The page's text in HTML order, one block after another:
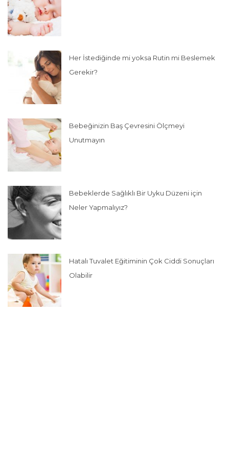
Her İstediğinde mi yoksa Rutin mi Beslemek
Gerekir?
Bebeğinizin Baş Çevresini Ölçmeyi
Unutmayın
Bebeklerde Sağlıklı Bir Uyku Düzeni için
Neler Yapmalıyız?
Hatalı Tuvalet Eğitiminin Çok Ciddi Sonuçları
Olabilir